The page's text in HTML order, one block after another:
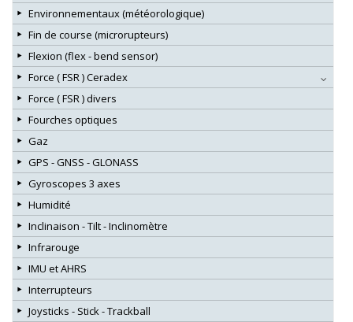
Environnementaux (météorologique)
Fin de course (microrupteurs)
Flexion (flex - bend sensor)
Force ( FSR ) Ceradex
Force ( FSR ) divers
Fourches optiques
Gaz
GPS - GNSS - GLONASS
Gyroscopes 3 axes
Humidité
Inclinaison - Tilt - Inclinomètre
Infrarouge
IMU et AHRS
Interrupteurs
Joysticks - Stick - Trackball